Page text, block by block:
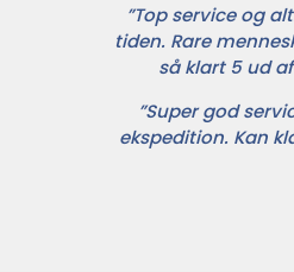
”Top service og
tiden. Rare
så klart 5 ud
”Super god
ekspedition. Kan